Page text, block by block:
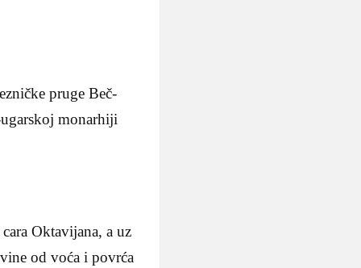
pruge Beč-
monarhiji
Oktavijana, a uz
od voća i povrća